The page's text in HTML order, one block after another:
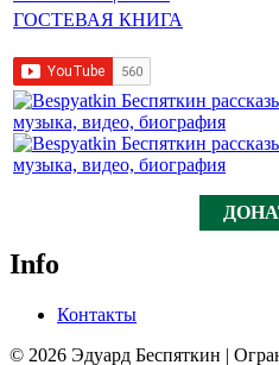
ГОСТЕВАЯ КНИГА
Info
Контакты
© 2026 Эдуард Беспяткин |